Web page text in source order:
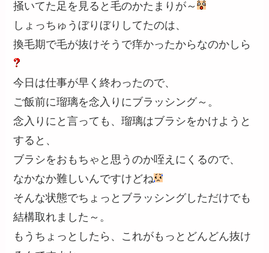
掻いてた足を見ると毛のかたまりが～
しょっちゅうぼりぼりしてたのは、
換毛期で毛が抜けそうで痒かったからなのかしら
今日は仕事が早く終わったので、
ご飯前に瑠璃を念入りにブラッシング～。
念入りにと言っても、瑠璃はブラシをかけようと
すると、
ブラシをおもちゃと思うのか咥えにくるので、
なかなか難しいんですけどね
そんな状態でちょっとブラッシングしただけでも
結構取れました～。
もうちょっとしたら、これがもっとどんどん抜け